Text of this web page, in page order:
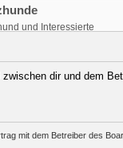
und Interessierte
dir und dem
mit dem Betreiber des